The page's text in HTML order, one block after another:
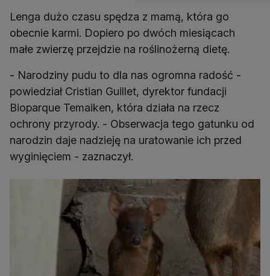
Lenga dużo czasu spędza z mamą, która go
obecnie karmi. Dopiero po dwóch miesiącach
małe zwierzę przejdzie na roślinożerną dietę.
- Narodziny pudu to dla nas ogromna radość -
powiedział Cristian Guillet, dyrektor fundacji
Bioparque Temaiken, która działa na rzecz
ochrony przyrody. - Obserwacja tego gatunku od
narodzin daje nadzieję na uratowanie ich przed
wyginięciem - zaznaczył.